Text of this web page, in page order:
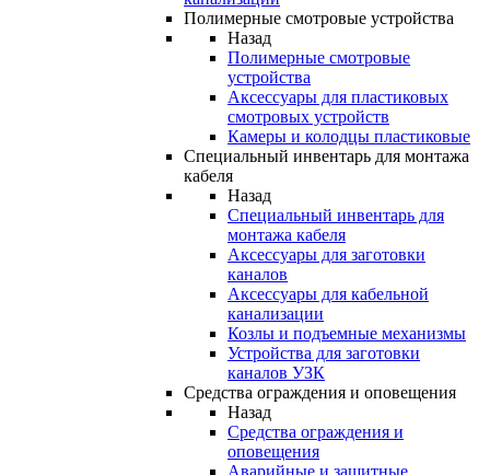
Полимерные смотровые устройства
Назад
Полимерные смотровые
устройства
Аксессуары для пластиковых
смотровых устройств
Камеры и колодцы пластиковые
Специальный инвентарь для монтажа
кабеля
Назад
Специальный инвентарь для
монтажа кабеля
Аксессуары для заготовки
каналов
Аксессуары для кабельной
канализации
Козлы и подъемные механизмы
Устройства для заготовки
каналов УЗК
Средства ограждения и оповещения
Назад
Средства ограждения и
оповещения
Аварийные и защитные